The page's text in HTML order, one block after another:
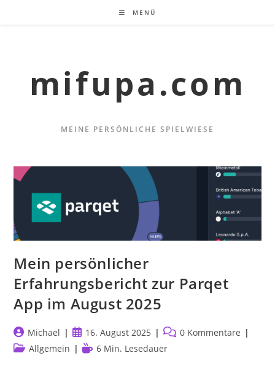
MENÜ
mifupa.com
MEINE PERSÖNLICHE SPIELWIESE
Mein persönlicher
Erfahrungsbericht zur Parqet
App im August 2025
Beitrags-
Autor:
Michael
Beitrag
veröffentlicht:
16. August 2025
Beitrags-
Kommentare:
0 Kommentare
Beitrags-
Allgemein Lesedauer:
6 Min. Lesedauer